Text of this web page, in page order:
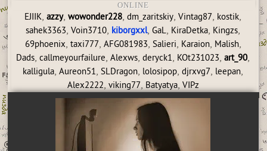
ONLINE
EJIIK,azzy,wowonder228,dm_zaritskiy,Vintag87, kostik,
sahek3363,Voin3710, kiborgxxl,GaL, KiraDetka, Kingzs,
69phoenix, taxi777, AFG081983, Salieri, Karaion, Malish,
Dads,callmeyourfailure,Alexws,deryck1, KOt231023,art_90,
kalligula,Aureon51,SLDragon, lolosipop,djrxvg7, leepan,
Alex2222, viking77, Batyatya, VIPz